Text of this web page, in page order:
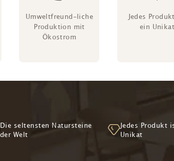
Umweltfreund-liche
Produktion mit
Ökostrom
Jedes
ein
Die seltensten Natursteine
der Welt
Jedes Produkt
Unikat